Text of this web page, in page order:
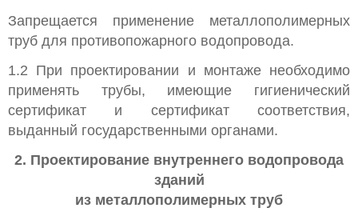
Запрещается применение металлополимерных
труб для противопожарного водопровода.
1.2 При проектировании и монтаже необходимо
применять трубы, имеющие гигиенический
сертификат и сертификат соответствия,
выданный государственными органами.
2. Проектирование внутреннего водопровода
зданий
из металлополимерных труб